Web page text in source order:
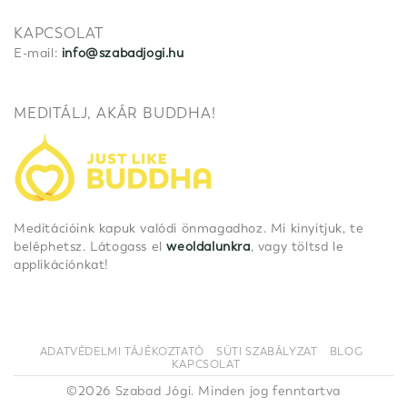
KAPCSOLAT
E-mail: info@szabadjogi.hu
MEDITÁLJ, AKÁR BUDDHA!
Meditációink kapuk valódi önmagadhoz. Mi kinyitjuk, te
beléphetsz. Látogass elweoldalunkra, vagy töltsd le
applikációnkat!
ADATVÉDELMI TÁJÉKOZTATÓ SÜTI SZABÁLYZAT
BLOG
KAPCSOLAT
©2026 Szabad Jógi. Minden jog fenntartva